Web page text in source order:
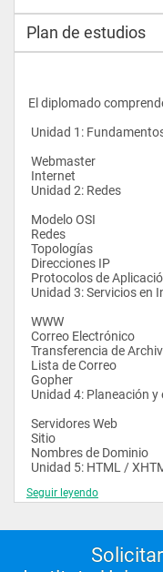
Plan de estudios
El diplomado
Unidad 1:
Webmaster
Internet
Unidad 2: Redes
Modelo OSI
Redes
Topologías
Direcciones IP
Protocolos de
Unidad 3: Servicios en
WWW
Correo Electrónico
Transferencia de
Lista de Correo
Gopher
Unidad 4: Planeación
Servidores Web
Sitio
Nombres de Dominio
Unidad 5: HTML /
HTML
Seguir leyendo